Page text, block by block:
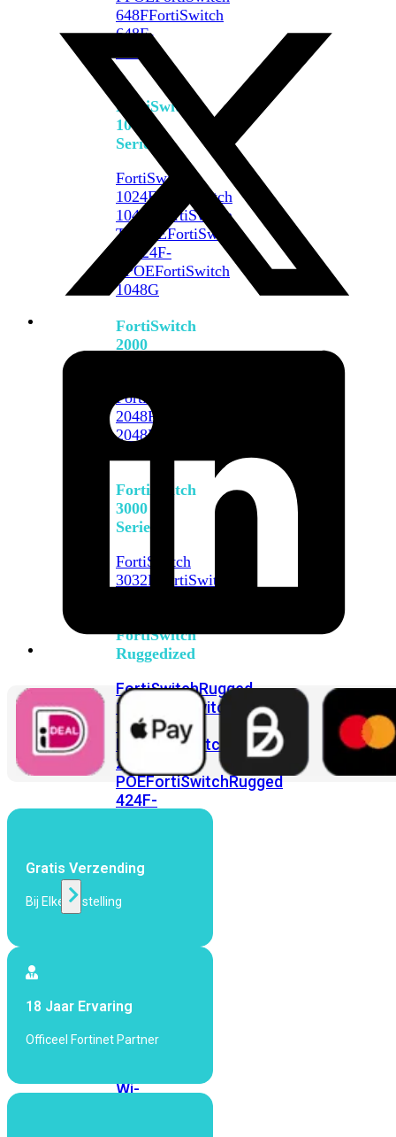
648FFortiSwitch
648F-
FortiSwitch
1000
Series
FortiSwitch
1024E FortiSwitch
1048E
FortiSwitch
T1024EFortiSwitch
T1024F-
FPOEFortiSwitch
1048G
FortiSwitch
2000
FortiSwitch
2048F
2048F-
FortiSwitch
3000
Series
FortiSwitch
3032E
FortiSwitch
FortiSwitch
Ruggedized
FortiSwitchRugged
108F
FortiSwitchRugged
112F-
POE FortiSwitchRugged
216F-
POEFortiSwitchRugged
424F-
WiFi
Wi-
Fi
Wi-
Gratis Verzending
Bij Elke Bestelling
18 Jaar Ervaring
Officeel Fortinet Partner